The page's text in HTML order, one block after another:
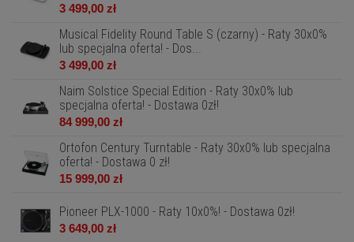
3 499,00 zł
Musical Fidelity Round Table S (czarny) - Raty 30x0%
lub specjalna oferta! - Dos...
3 499,00 zł
Naim Solstice Special Edition - Raty 30x0% lub
specjalna oferta! - Dostawa 0zł!
84 999,00 zł
Ortofon Century Turntable - Raty 30x0% lub specjalna
oferta! - Dostawa 0 zł!
15 999,00 zł
Pioneer PLX-1000 - Raty 10x0%! - Dostawa 0zł!
3 649,00 zł